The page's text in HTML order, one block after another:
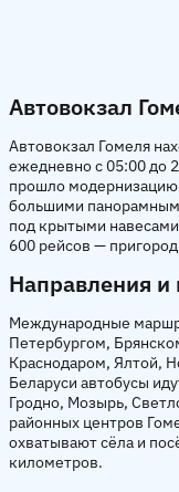
Автовокзал
Автовокзал Гомеля
ежедневно с 05:00 до
прошло
большими
под крытыми
600 рейсов —
Направления и
Международные
Петербургом,
Краснодаром, Ялтой,
Беларуси автобусы
Гродно, Мозырь,
районных центров
охватывают сёла и
километров.